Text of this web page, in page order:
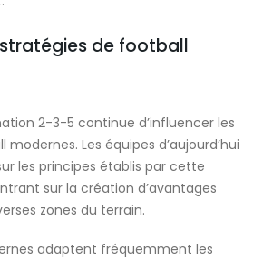
de football
2-3-5 continue d’influencer les
Les équipes d’aujourd’hui
les principes établis par cette
sur la création d’avantages
zones du terrain.
adaptent fréquemment les